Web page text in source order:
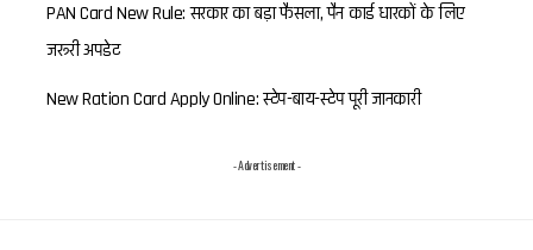
PAN Card New Rule: सरकार का बड़ा फैसला, पैन कार्ड धारकों के लिए
जरूरी अपडेट
New Ration Card Apply Online: स्टेप-बाय-स्टेप पूरी जानकारी
- Advertisement -